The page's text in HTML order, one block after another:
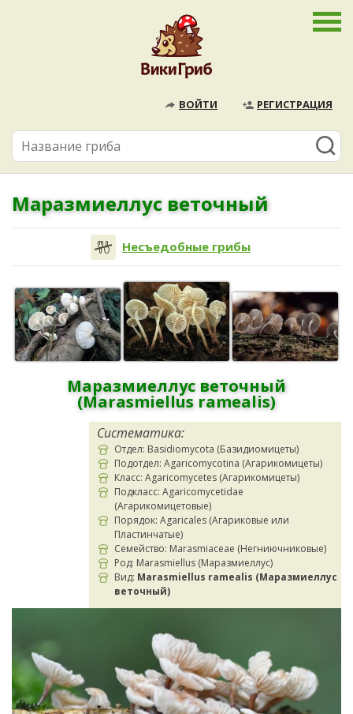
ВОЙТИ РЕГИСТРАЦИЯ
Маразмиеллус веточный
Несъедобные грибы
Маразмиеллус веточный
(Marasmiellus ramealis)
Систематика:
Отдел: Basidiomycota (Базидиомицеты)
Подотдел: Agaricomycotina (Агарикомицеты)
Класс: Agaricomycetes (Агарикомицеты)
Подкласс: Agaricomycetidae
(Агарикомицетовые)
Порядок: Agaricales (Агариковые или
Пластинчатые)
Семейство: Marasmiaceae (Негниючниковые)
Род: Marasmiellus (Маразмиеллус)
Вид: Marasmiellus ramealis (Маразмиеллус
веточный)